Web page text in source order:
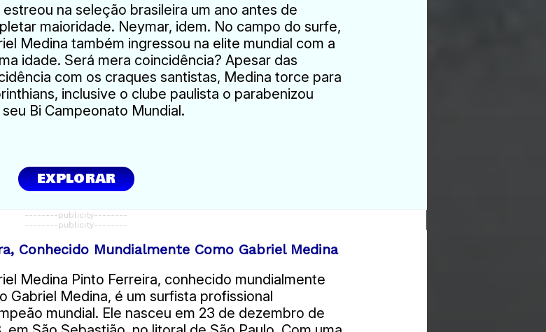
estreou na seleção brasileira um ano antes de
maioridade. Neymar, idem. No campo do surfe,
Medina também ingressou na elite mundial com a
idade. Será mera coincidência? Apesar das
com os craques santistas, Medina torce para
inclusive o clube paulista o parabenizou
Bi Campeonato Mundial.
EXPLORAR
--------publicity--------
--------publicity--------
Conhecido Mundialmente Como Gabriel Medina
Medina Pinto Ferreira, conhecido mundialmente
Gabriel Medina, é um surfista profissional
mundial. Ele nasceu em 23 de dezembro de